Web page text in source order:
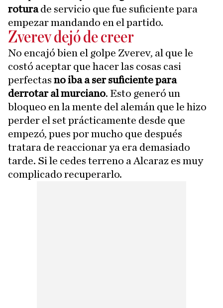
roturade servicio que fue suficiente para
empezar mandando en el partido.
Zverev dejó de creer
No encajó bien el golpe Zverev, al que le
costó aceptar que hacer las cosas casi
perfectas no iba a ser suficiente para
derrotar al murciano. Esto generó un
bloqueo en la mente del alemán que le hizo
perder el set prácticamente desde que
empezó, pues por mucho que después
tratara de reaccionar ya era demasiado
tarde. Si le cedes terreno a Alcaraz es muy
complicado recuperarlo.